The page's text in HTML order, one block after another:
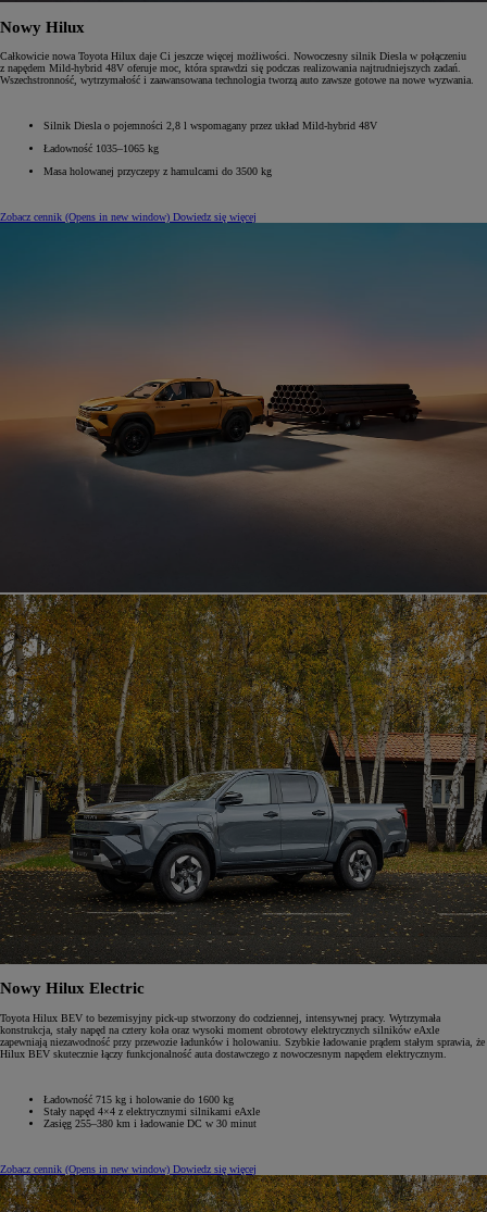
Nowy Hilux
Całkowicie nowa Toyota Hilux daje Ci jeszcze więcej możliwości. Nowoczesny silnik Diesla w połączeniu
z napędem Mild-hybrid 48V oferuje moc, która sprawdzi się podczas realizowania najtrudniejszych zadań.
Wszechstronność, wytrzymałość i zaawansowana technologia tworzą auto zawsze gotowe na nowe wyzwania.
Silnik Diesla o pojemności 2,8 l wspomagany przez układ Mild-hybrid 48V
Ładowność 1035–1065 kg
Masa holowanej przyczepy z hamulcami do 3500 kg
Zobacz cennik (Opens in new window) Dowiedz się więcej
Nowy Hilux Electric
Toyota Hilux BEV to bezemisyjny pick-up stworzony do codziennej, intensywnej pracy. Wytrzymała
konstrukcja, stały napęd na cztery koła oraz wysoki moment obrotowy elektrycznych silników eAxle
zapewniają niezawodność przy przewozie ładunków i holowaniu. Szybkie ładowanie prądem stałym sprawia, że
Hilux BEV skutecznie łączy funkcjonalność auta dostawczego z nowoczesnym napędem elektrycznym.
Ładowność 715 kg i holowanie do 1600 kg
Stały napęd 4×4 z elektrycznymi silnikami eAxle
Zasięg 255–380 km i ładowanie DC w 30 minut
Zobacz cennik (Opens in new window) Dowiedz się więcej